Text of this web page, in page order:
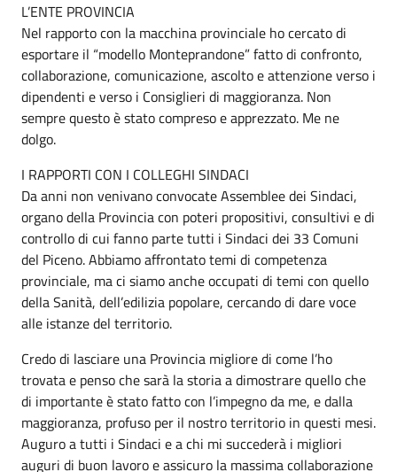
L’ENTE PROVINCIA
Nel rapporto con la macchina provinciale ho cercato di
esportare il “modello Monteprandone” fatto di confronto,
collaborazione, comunicazione, ascolto e attenzione verso i
dipendenti e verso i Consiglieri di maggioranza. Non
sempre questo è stato compreso e apprezzato. Me ne
dolgo.
I RAPPORTI CON I COLLEGHI SINDACI
Da anni non venivano convocate Assemblee dei Sindaci,
organo della Provincia con poteri propositivi, consultivi e di
controllo di cui fanno parte tutti i Sindaci dei 33 Comuni
del Piceno. Abbiamo affrontato temi di competenza
provinciale, ma ci siamo anche occupati di temi con quello
della Sanità, dell’edilizia popolare, cercando di dare voce
alle istanze del territorio.
Credo di lasciare una Provincia migliore di come l’ho
trovata e penso che sarà la storia a dimostrare quello che
di importante è stato fatto con l’impegno da me, e dalla
maggioranza, profuso per il nostro territorio in questi mesi.
Auguro a tutti i Sindaci e a chi mi succederà i migliori
auguri di buon lavoro e assicuro la massima collaborazione